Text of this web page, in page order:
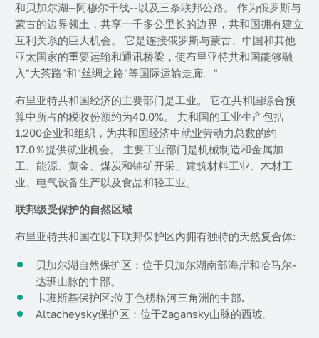
和贝加尔湖—阿穆尔干线--以及三条联邦公路。 作为俄罗斯与
蒙古的边界领土，共享一千多公里长的边界，共和国拥有建立
互利关系的巨大机会。 它是连接俄罗斯与蒙古、中国和其他
亚太国家的重要运输和通讯桥梁，使布里亚特共和国能够融
入"大茶路"和"丝绸之路"等国际运输走廊。"
布里亚特共和国经济的主要部门是工业。 它在共和国综合预
算中所占的税收份额约为40.0%。 共和国的工业生产包括
1,200企业和组织，为共和国经济中就业劳动力总数的约
17.0％提供就业机会。 主要工业部门是机械制造和金属加
工、能源、黄金、煤炭和铀矿开采、建筑材料工业、木材工
业、电气设备生产以及食品和轻工业。
联邦级受保护的自然区域
布里亚特共和国在以下联邦保护区内拥有独特的天然复合体:
贝加尔湖自然保护区：位于贝加尔湖南部海岸和哈马尔-
达班山脉的中部。
卡班斯基保护区:位于色楞格河三角洲的中部.
Altacheysky保护区：位于Zagansky山脉的西坡。